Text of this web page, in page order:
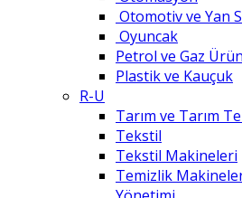
Otomotiv ve Yan
Oyuncak
Petrol ve Gaz
Plastik ve Kauçuk
R-U
Tarım ve Tarım
Tekstil
Tekstil Makineleri
Temizlik